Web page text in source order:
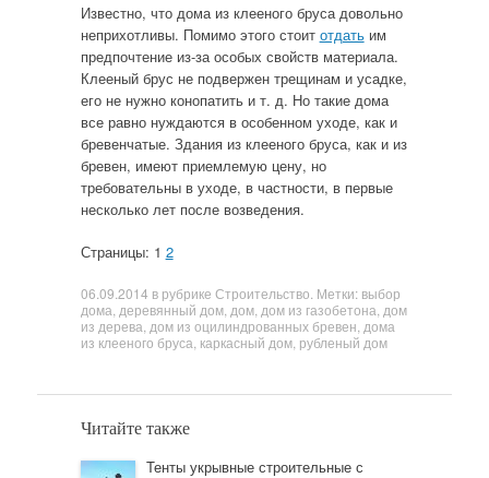
Известно, что дома из клееного бруса довольно
неприхотливы. Помимо этого стоит отдатьим
предпочтение из-за особых свойств материала.
Клееный брус не подвержен трещинам и усадке,
его не нужно конопатить и т. д. Но такие дома
все равно нуждаются в особенном уходе, как и
бревенчатые. Здания из клееного бруса, как и из
бревен, имеют приемлемую цену, но
требовательны в уходе, в частности, в первые
несколько лет после возведения.
Страницы: 1 2
06.09.2014 в рубрике Строительство . Метки: выбор
дома деревянный дом, дом, дом из газобетона дом
из дерева дом из оцилиндрованных бревен дома
из клееного бруса каркасный дом, рубленый дом
Читайте также
Тенты укрывные строительные с